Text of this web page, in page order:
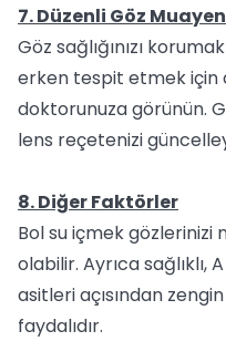
7. Düzenli Göz
Göz sağlığınızı
erken tespit etmek için
doktorunuza görünün.
lens reçetenizi
8. Diğer Faktörler
Bol su içmek gözlerinizi
olabilir. Ayrıca
asitleri açısından
faydalıdır.